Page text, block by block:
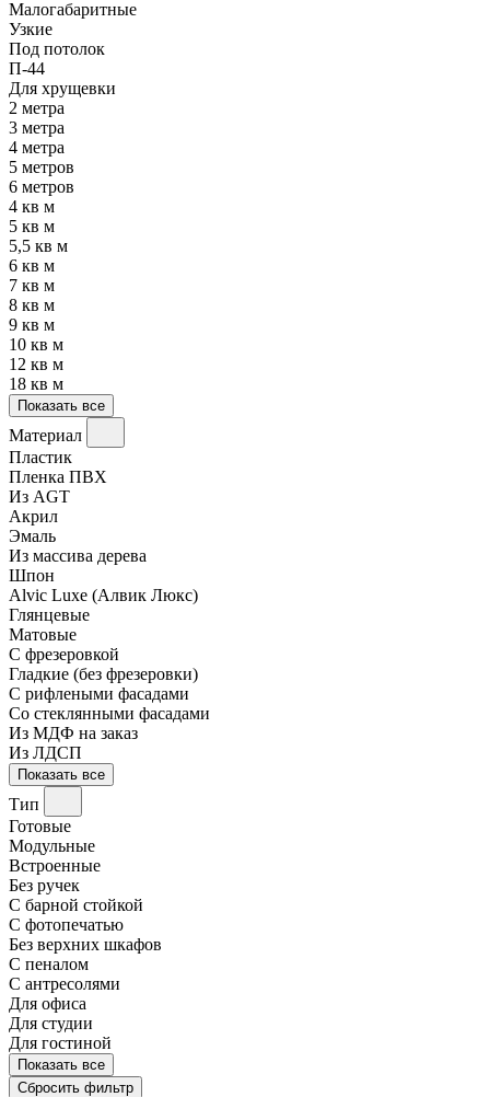
Малогабаритные
Узкие
Под потолок
П-44
Для хрущевки
2 метра
3 метра
4 метра
5 метров
6 метров
4 кв м
5 кв м
5,5 кв м
6 кв м
7 кв м
8 кв м
9 кв м
10 кв м
12 кв м
18 кв м
Показать все
Материал
Пластик
Пленка ПВХ
Из AGT
Акрил
Эмаль
Из массива дерева
Шпон
Alvic Luxe (Алвик Люкс)
Глянцевые
Матовые
С фрезеровкой
Гладкие (без фрезеровки)
С рифлеными фасадами
Со стеклянными фасадами
Из МДФ на заказ
Из ЛДСП
Показать все
Тип
Готовые
Модульные
Встроенные
Без ручек
С барной стойкой
С фотопечатью
Без верхних шкафов
С пеналом
С антресолями
Для офиса
Для студии
Для гостиной
Показать все
Сбросить фильтр